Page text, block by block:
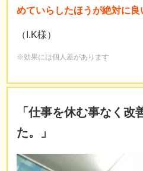
めていらしたほうが絶対に良
（I.K様）
※効果には個人差があります
「仕事を休む事なく改
た。」